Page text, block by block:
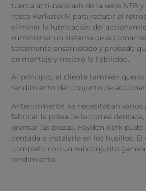
tuerca anti-backlash de la serie NTB
rosca KerkoteTM para reducir el
eliminar la lubricación del
suministrar un sistema de
totalmente ensamblado y probado
de montaje y mejoró la fiabilidad.
Al principio, el cliente también quería
rendimiento del conjunto de
Anteriormente, se necesitaban varios
fabricar la polea de la correa
prensar las piezas. Haydon Kerk
dentada e instalarla en los husillos.
completo con un subconjunto
rendimiento.